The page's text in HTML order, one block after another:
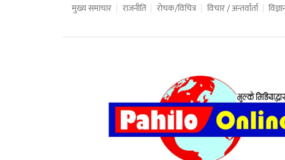
मुख्य समाचार
राजनीति रोचक/विचित्र विचार / अन्तर्वार्ता